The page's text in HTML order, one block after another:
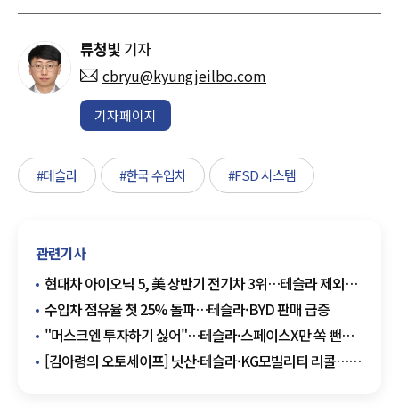
류청빛 기자
cbryu@kyungjeilbo.com
기자페이지
#테슬라 #한국 수입차 #FSD 시스템
관련기사
현대차 아이오닉 5, 美 상반기 전기차 3위…테슬라 제외
1위
수입차 점유율 첫 25% 돌파…테슬라·BYD 판매 급증
"머스크엔 투자하기 싫어"…테슬라·스페이스X만 쏙 뺀
ETF 나온다
[김아령의 오토세이프] 닛산·테슬라·KG모빌리티 리콜…